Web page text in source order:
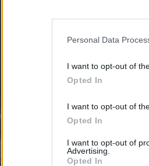
Personal Data
I want to opt-out of
Opted In
I want to opt-out of
Opted In
I want to opt-out of
Advertising.
Opted In